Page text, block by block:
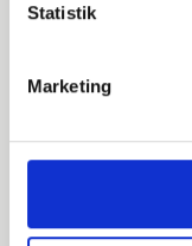
Statistik
Marketing
000608276
DN250 273,0